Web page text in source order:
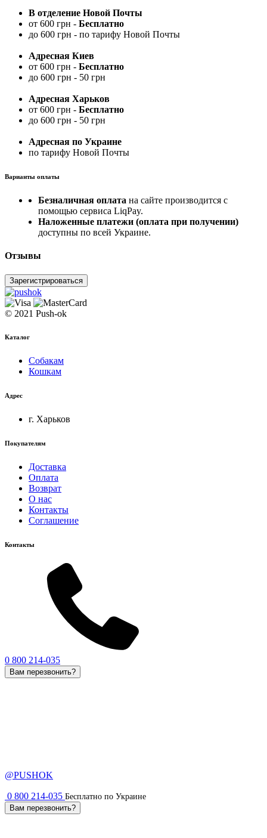
В отделение Новой Почты
от 600 грн - Бесплатно
до 600 грн - по тарифу Новой Почты
Адресная Киев
от 600 грн - Бесплатно
до 600 грн - 50 грн
Адресная Харьков
от 600 грн - Бесплатно
до 600 грн - 50 грн
Адресная по Украине
по тарифу Новой Почты
Варианты оплаты
Безналичная оплата на сайте производится с
помощью сервиса LiqPay.
Наложенные платежи (оплата при получении)
доступны по всей Украине.
Отзывы
Зарегистрироваться
© 2021 Push-ok
Каталог
Собакам
Кошкам
Адрес
г. Харьков
Покупателям
Доставка
Оплата
Возврат
О нас
Контакты
Соглашение
Контакты
0 800 214-035
Вам перезвонить?
@PUSHOK
0 800 214-035 Бесплатно по Украине
Вам перезвонить?